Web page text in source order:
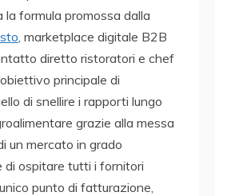
la formula promossa dalla
, marketplace digitale B2B
diretto ristoratori e chef
principale di
di snellire i rapporti lungo
grazie alla messa
un mercato in grado
di ospitare tutti i fornitori
punto di fatturazione,